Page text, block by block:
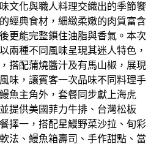
文化與職人料理交織出的季節饗
經典食材，細緻柔嫩的肉質富含
更能完整鎖住油脂與香氣。本次
兩種不同風味呈現其迷人特色，
搭配蒲燒醬汁及有馬山椒，展現
味，讓賓客一次品味不同料理手
魚主角外，套餐同步獻上海虎
提供美國菲力牛排、台灣松板
擇一，搭配星鰻野菜沙拉、旬彩
法、鰻魚箱壽司、手作甜點、當